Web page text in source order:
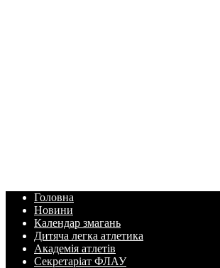
Головна
Новини
Календар змагань
Дитяча легка атлетика
Академія атлетів
Секретаріат ФЛАУ